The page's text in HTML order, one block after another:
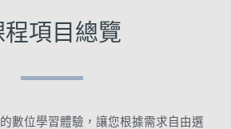
程項目總覽
數位學習體驗，讓您根據需求自由選